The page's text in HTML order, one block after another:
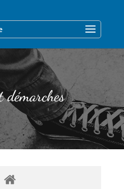
démarches